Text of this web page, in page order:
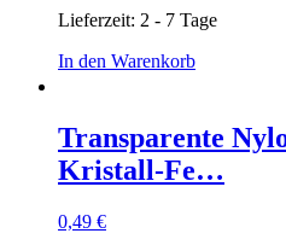
Lieferzeit: 2 - 7 Tage
In den Warenkorb
Transparente
Kristall-Fe…
0,49 €